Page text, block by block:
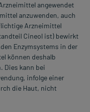
angewendet
anzuwenden, auch
Arzneimittel
Cineol ist) bewirkt
Enzymsystems in der
können deshalb
Dies kann bei
infolge einer
die Haut, nicht